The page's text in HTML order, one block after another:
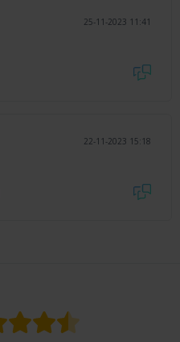
25-11-2023 11:41
22-11-2023 15:18